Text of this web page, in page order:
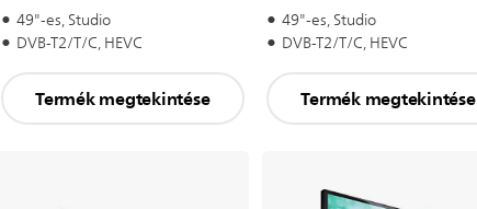
49"-es, Studio
DVB-T2/T/C, HEVC
Termék megtekintése
49"-es, Studio
DVB-T2/T/C, HEVC
Termék megtekintése